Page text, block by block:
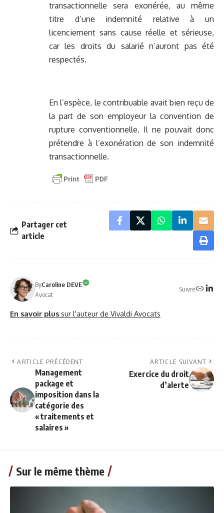
transactionnelle sera exonérée, au même
titre d’une indemnité relative à un
licenciement sans cause réelle et sérieuse,
car les droits du salarié n’auront pas été
respectés.
En l’espèce, le contribuable avait bien reçu de
la part de son employeur la convention de
rupture conventionnelle. Il ne pouvait donc
prétendre à l’exonération de son indemnité
transactionnelle.
Partager cet
article
ByCaroline DEVE
Avocat
Suivre
En savoir plus sur l'auteur de Vivaldi Avocats
ARTICLE PRÉCÉDENT
Management
package et
imposition dans la
catégorie des
« traitements et
salaires »
ARTICLE SUIVANT
Exercice du droit
d’alerte
Sur le même thème